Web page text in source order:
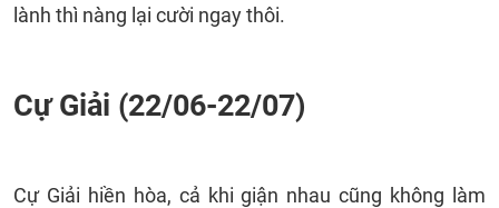
lành thì nàng lại cười ngay thôi.
Cự Giải (22/06-22/07)
Cự Giải hiền hòa, cả khi giận nhau cũng không làm